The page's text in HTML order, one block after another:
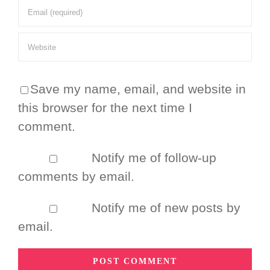
Save my name, email, and website in
this browser for the next time I
comment.
Notify me of follow-up
comments by email.
Notify me of new posts by
email.